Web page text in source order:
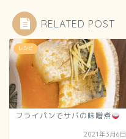
RELATED POST
レシピ
フライパンでサバの味噌煮
2021年3月6日